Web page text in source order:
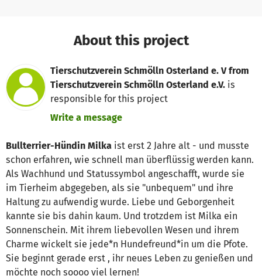
About this project
Tierschutzverein Schmölln Osterland e. V from
Tierschutzverein Schmölln Osterland e.V. is
responsible for this project
Write a message
Bullterrier-Hündin Milka ist erst 2 Jahre alt - und musste
schon erfahren, wie schnell man überflüssig werden kann.
Als Wachhund und Statussymbol angeschafft, wurde sie
im Tierheim abgegeben, als sie "unbequem" und ihre
Haltung zu aufwendig wurde. Liebe und Geborgenheit
kannte sie bis dahin kaum. Und trotzdem ist Milka ein
Sonnenschein. Mit ihrem liebevollen Wesen und ihrem
Charme wickelt sie jede*n Hundefreund*in um die Pfote.
Sie beginnt gerade erst , ihr neues Leben zu genießen und
möchte noch soooo viel lernen!